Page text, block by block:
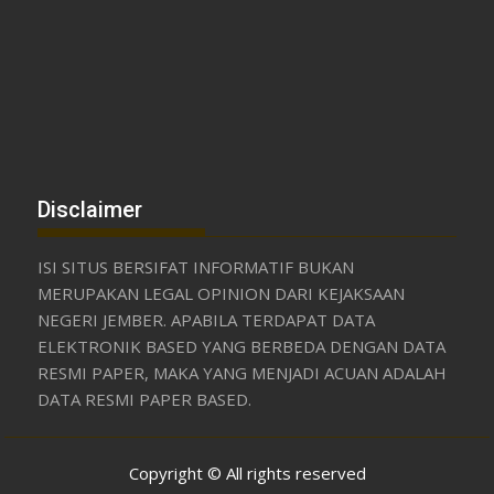
Disclaimer
ISI SITUS BERSIFAT INFORMATIF BUKAN
MERUPAKAN LEGAL OPINION DARI KEJAKSAAN
NEGERI JEMBER. APABILA TERDAPAT DATA
ELEKTRONIK BASED YANG BERBEDA DENGAN DATA
RESMI PAPER, MAKA YANG MENJADI ACUAN ADALAH
DATA RESMI PAPER BASED.
Copyright © All rights reserved